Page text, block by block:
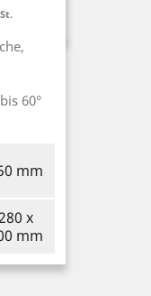
Preis
60°
mm
x
mm